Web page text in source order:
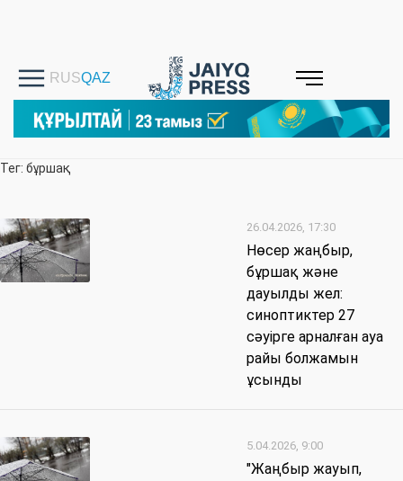
Тег: бұршақ
26.04.2026, 17:30
Нөсер жаңбыр,
бұршақ және
дауылды жел:
синоптиктер 27
сәуірге арналған ауа
райы болжамын
ұсынды
5.04.2026, 9:00
"Жаңбыр жауып,